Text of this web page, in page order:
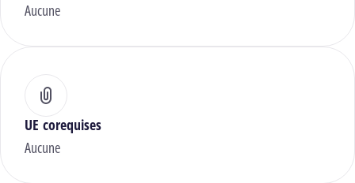
Aucune
UE corequises
Aucune